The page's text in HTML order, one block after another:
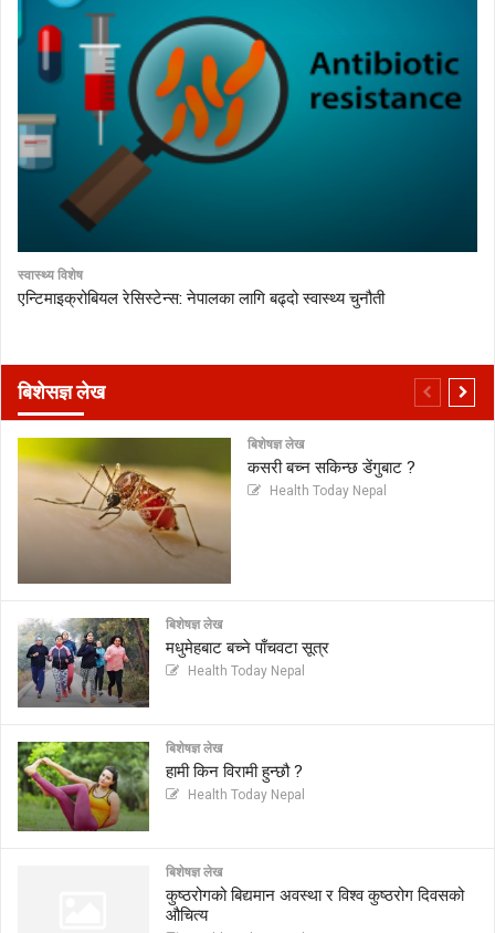
स्वास्थ्य विशेष
एन्टिमाइक्रोबियल रेसिस्टेन्स: नेपालका लागि बढ्दो स्वास्थ्य चुनौती
बिशेसज्ञ लेख
बिशेषज्ञ लेख
कसरी बच्न सकिन्छ डेंगुबाट ?
Health Today Nepal
बिशेषज्ञ लेख
मधुमेहबाट बच्ने पाँचवटा सूत्र
Health Today Nepal
बिशेषज्ञ लेख
हामी किन विरामी हुन्छौ ?
Health Today Nepal
बिशेषज्ञ लेख
कुष्ठरोगको बिद्यमान अवस्था र विश्व कुष्ठरोग दिवसको
औचित्य